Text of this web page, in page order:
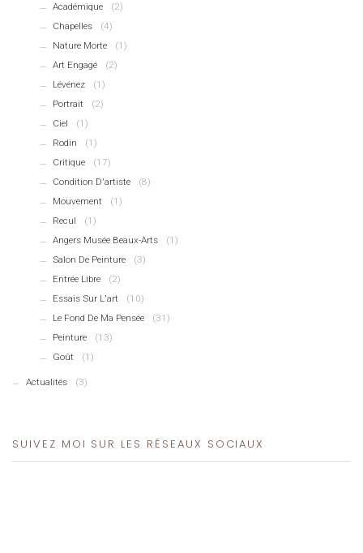
Académique
(2)
Chapelles
(4)
Nature Morte
(1)
Art Engagé
(2)
Lévénez
(1)
Portrait
(2)
Ciel
(1)
Rodin
(1)
Critique
(17)
Condition D'artiste
(8)
Mouvement
(1)
Recul
(1)
Angers Musée Beaux-Arts
(1)
Salon De Peinture
(3)
Entrée Libre
(2)
Essais Sur L'art
(10)
Le Fond De Ma Pensée
(31)
Peinture
(13)
Goût
(1)
Actualités (3)
SUIVEZ MOI SUR LES RÉSEAUX SOCIAUX